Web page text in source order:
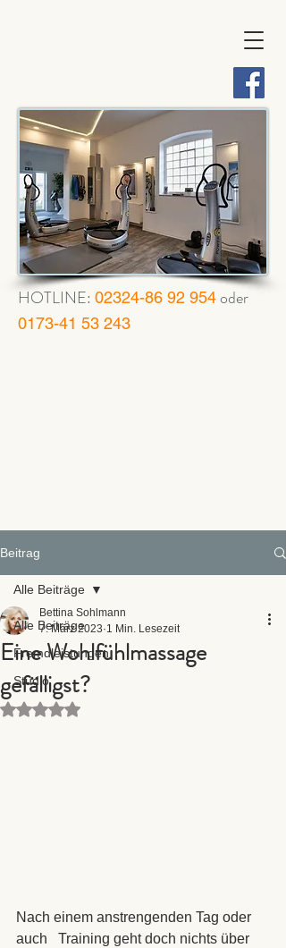
HOTLINE: 02324-86 92 954oder
0173-41 53 243
Beitrag
Alle Beiträge
Fremdleistungen
Studio
Alle Beiträge
Eine Wohlfühlmassage
gefälligst?
Bettina Sohlmann
7. März 2023 1 Min. Lesezeit
Mit NaN von 5 Sternen bewertet.
Nach einem anstrengenden Tag oder
auch   Training geht doch nichts über